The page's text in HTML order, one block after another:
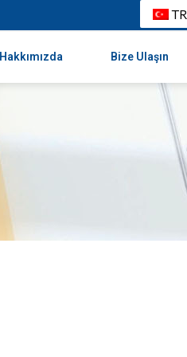
TR
Hakkımızda Bize Ulaşın